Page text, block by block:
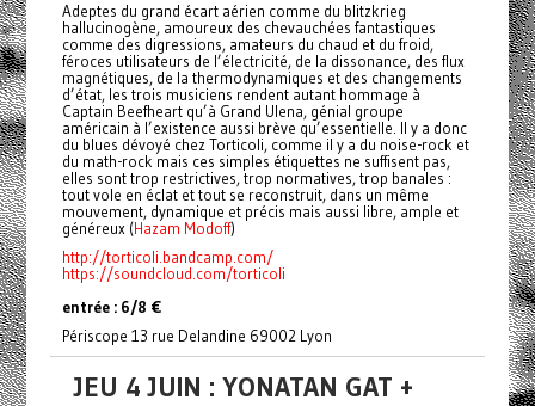
Adeptes du grand écart aérien comme du blitzkrieg
hallucinogène, amoureux des chevauchées fantastiques
comme des digressions, amateurs du chaud et du froid,
féroces utilisateurs de l’électricité, de la dissonance, des flux
magnétiques, de la thermodynamiques et des changements
d’état, les trois musiciens rendent autant hommage à
Captain Beefheart qu’à Grand Ulena, génial groupe
américain à l’existence aussi brève qu’essentielle. Il y a donc
du blues dévoyé chez Torticoli, comme il y a du noise-rock et
du math-rock mais ces simples étiquettes ne suffisent pas,
elles sont trop restrictives, trop normatives, trop banales :
tout vole en éclat et tout se reconstruit, dans un même
mouvement, dynamique et précis mais aussi libre, ample et
généreux (Hazam Modoff)
http://torticoli.bandcamp.com/
https://soundcloud.com/torticoli
entrée : 6/8 €
Périscope 13 rue Delandine 69002 Lyon
JEU 4 JUIN : YONATAN GAT +